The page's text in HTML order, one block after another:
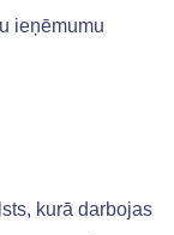
ieņēmumu
kurā darbojas